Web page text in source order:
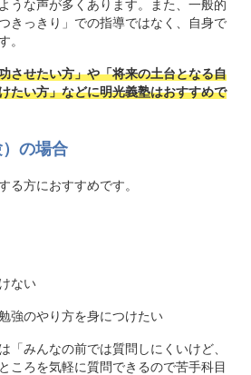
うな声が多くあります。また、一般的
きっきり」での指導ではなく、自身で
。
させたい方」や「将来の土台となる自
たい方」などに明光義塾はおすすめで
の場合
る方におすすめです。
ない
強のやり方を身につけたい
「みんなの前では質問しにくいけど、
ころを気軽に質問できるので苦手科目